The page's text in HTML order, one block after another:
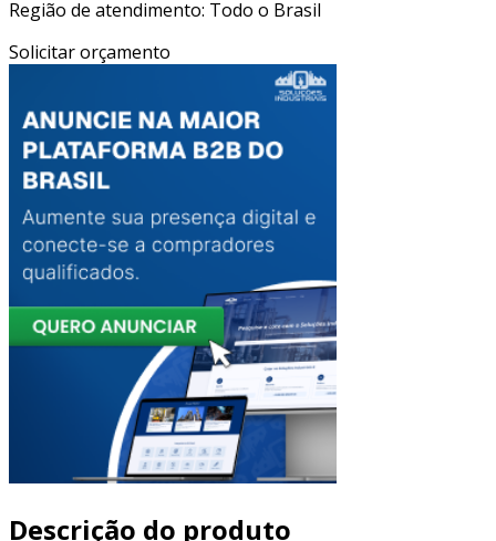
Região de atendimento: Todo o Brasil
Solicitar orçamento
Descrição do produto